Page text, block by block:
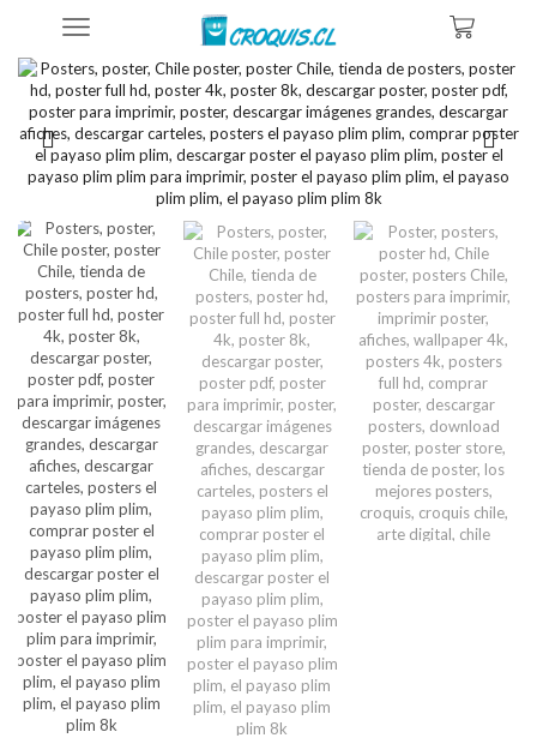
Posters De Ilustraciones